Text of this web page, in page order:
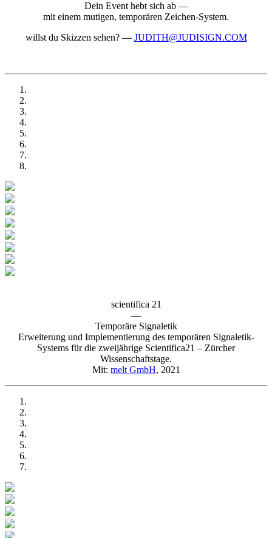
Dein Event hebt sich ab —
mit einem mutigen, temporären Zeichen-System.
willst du Skizzen sehen? — JUDITH@JUDISIGN.COM
scientifica 21
—
Temporäre Signaletik
Erweiterung und Implementierung des temporären Signaletik-
Systems für die zweijährige Scientifica21 – Zürcher
Wissenschaftstage.
Mit: melt GmbH, 2021